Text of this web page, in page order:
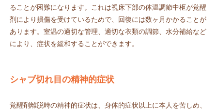
ることが困難になります。これは視床下部の体温調節中枢が覚醒
剤により損傷を受けているためで、回復には数ヶ月かかることが
あります。室温の適切な管理、適切な衣類の調節、水分補給など
により、症状を緩和することができます。
シャブ切れ目の精神的症状
覚醒剤離脱時の精神的症状は、身体的症状以上に本人を苦しめ、